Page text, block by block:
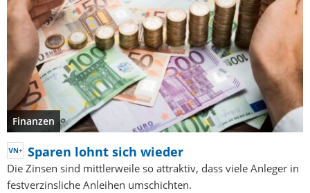
Finanzen
Sparen lohnt sich wieder
Die Zinsen sind mittlerweile so attraktiv, dass viele Anleger in
festverzinsliche Anleihen umschichten.